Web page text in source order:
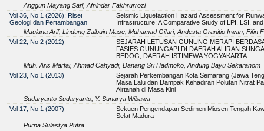
Anggun Mayang Sari, Afnindar Fakhrurrozi
Vol 36, No 1 (2026): Riset
Geologi dan Pertambangan
Seismic Liquefaction Hazard Assessment for
Infrastructure: A Comparative Study of LPI, LSI,
Maulana Arif, Lindung Zalbuin Mase, Muhamad Gifari, Andesta Granitio Irwan, Fifin
Vol 22, No 2 (2012)
SEJARAH LETUSAN GUNUNG MERAPI
FASIES GUNUNGAPI DI DAERAH ALIRAN
BEDOG, DAERAH ISTIMEWA YOGYAKARTA
Muh. Aris Marfai, Ahmad Cahyadi, Danang Sri Hadmoko, Andung Bayu Sekaranom
Vol 23, No 1 (2013)
Sejarah Perkembangan Kota Semarang (Jawa
Masa Lalu dan Dampak Kehadiran Polutan Nitrat
Airtanah di Masa Kini
Sudaryanto Sudaryanto, Y. Sunarya Wibawa
Vol 17, No 1 (2007)
Sekuen Pengendapan Sedimen Miosen Tengah
Selat Madura
Purna Sulastya Putra